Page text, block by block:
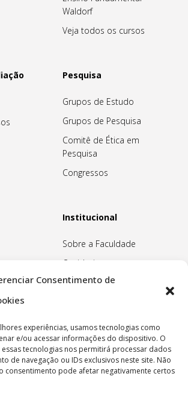
Consentimento de
experiências, usamos tecnologias como
e/ou acessar informações do dispositivo. O
tecnologias nos permitirá processar dados
de navegação ou IDs exclusivos neste site. Não
consentimento pode afetar negativamente certos
Waldorf
Veja todos os cursos
Pesquisa
Grupos de Estudo
Grupos de Pesquisa
Comitê de Ética em
Pesquisa
Congressos
Institucional
Sobre a Faculdade
Ouvidoria
Pedagogia Waldorf
Nossa Sede
Política de privacidade